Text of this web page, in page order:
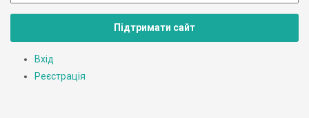
Підтримати сайт
Вхід
Реєстрація